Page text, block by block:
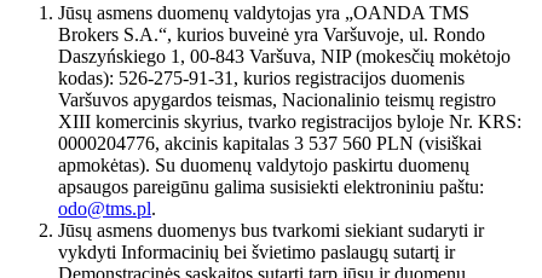
Jūsų asmens duomenų valdytojas yra „OANDA TMS
Brokers S.A.“, kurios buveinė yra Varšuvoje, ul. Rondo
Daszyńskiego 1, 00-843 Varšuva, NIP (mokesčių mokėtojo
kodas): 526-275-91-31, kurios registracijos duomenis
Varšuvos apygardos teismas, Nacionalinio teismų registro
XIII komercinis skyrius, tvarko registracijos byloje Nr. KRS:
0000204776, akcinis kapitalas 3 537 560 PLN (visiškai
apmokėtas). Su duomenų valdytojo paskirtu duomenų
apsaugos pareigūnu galima susisiekti elektroniniu paštu:
odo@tms.pl.
Jūsų asmens duomenys bus tvarkomi siekiant sudaryti ir
vykdyti Informacinių bei švietimo paslaugų sutartį ir
Demonstracinės sąskaitos sutartį tarp jūsų ir duomenų